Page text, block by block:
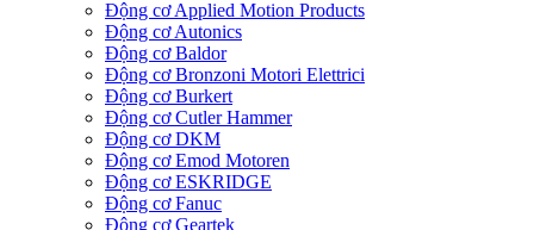
Động cơ Applied Motion Products
Động cơ Autonics
Động cơ Baldor
Động cơ Bronzoni Motori Elettrici
Động cơ Burkert
Động cơ Cutler Hammer
Động cơ DKM
Động cơ Emod Motoren
Động cơ ESKRIDGE
Động cơ Fanuc
Động cơ Geartek